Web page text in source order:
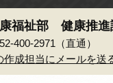
福祉部 健康推進
400-2971（直通）
作成担当にメールを送